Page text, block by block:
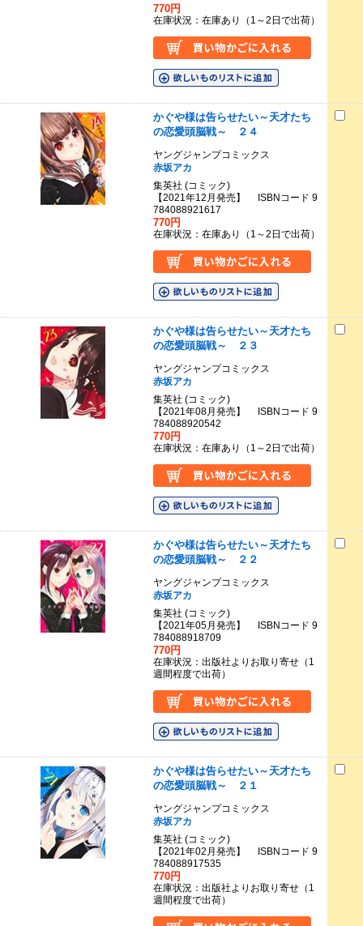
770円
在庫状況：在庫あり（1～2日で出荷）
かぐや様は告らせたい～天才たち
の恋愛頭脳戦～ ２４
ヤングジャンプコミックス
赤坂アカ
集英社 (コミック)
【2021年12月発売】 ISBNコード 9
784088921617
770円
在庫状況：在庫あり（1～2日で出荷）
かぐや様は告らせたい～天才たち
の恋愛頭脳戦～ ２３
ヤングジャンプコミックス
赤坂アカ
集英社 (コミック)
【2021年08月発売】 ISBNコード 9
784088920542
770円
在庫状況：在庫あり（1～2日で出荷）
かぐや様は告らせたい～天才たち
の恋愛頭脳戦～ ２２
ヤングジャンプコミックス
赤坂アカ
集英社 (コミック)
【2021年05月発売】 ISBNコード 9
784088918709
770円
在庫状況：出版社よりお取り寄せ（1
週間程度で出荷）
かぐや様は告らせたい～天才たち
の恋愛頭脳戦～ ２１
ヤングジャンプコミックス
赤坂アカ
集英社 (コミック)
【2021年02月発売】 ISBNコード 9
784088917535
770円
在庫状況：出版社よりお取り寄せ（1
週間程度で出荷）